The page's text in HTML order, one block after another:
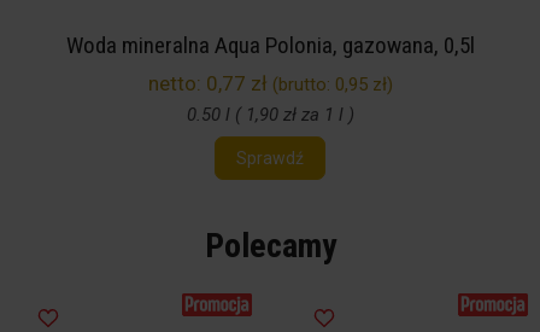
Woda mineralna Aqua Polonia, gazowana, 0,5l
netto: 0,77 zł (brutto: 0,95 zł)
0.50 l ( 1,90 zł za 1 l )
Sprawdź
Polecamy